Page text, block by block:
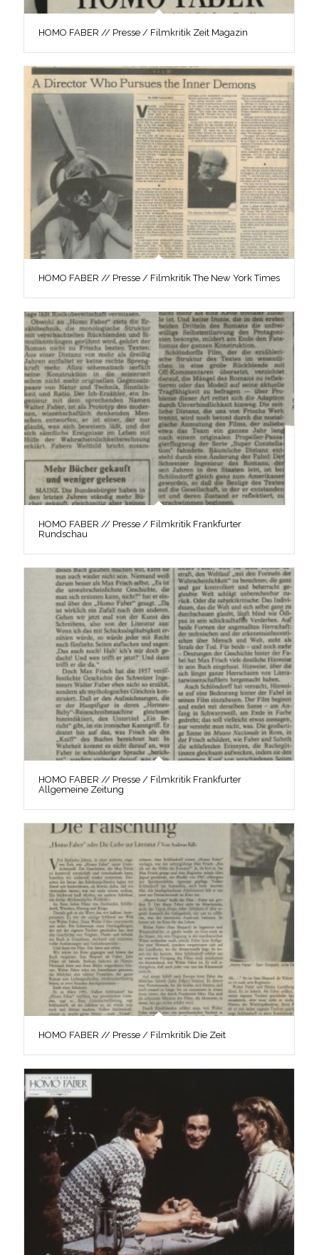
HOMO FABER // Presse / Filmkritik Zeit Magazin
HOMO FABER // Presse / Filmkritik The New York Times
HOMO FABER // Presse / Filmkritik Frankfurter
Rundschau
HOMO FABER // Presse / Filmkritik Frankfurter
Allgemeine Zeitung
HOMO FABER // Presse / Filmkritik Die Zeit